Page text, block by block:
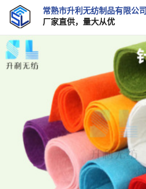
常熟市升利无纺制品有限公司
厂家直供，量大从优